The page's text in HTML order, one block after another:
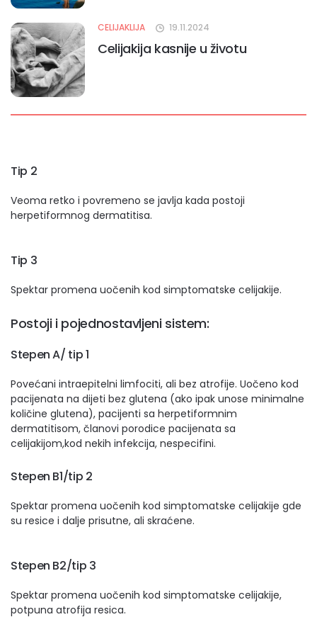
CELIJAKLIJA 19.11.2024
Celijakija kasnije u životu
Tip 2
Veoma retko i povremeno se javlja kada postoji
herpetiformnog dermatitisa.
Tip 3
Spektar promena uočenih kod simptomatske celijakije.
Postoji i pojednostavljeni sistem:
Stepen A/ tip 1
Povećani intraepitelni limfociti, ali bez atrofije. Uočeno kod
pacijenata na dijeti bez glutena (ako ipak unose minimalne
količine glutena), pacijenti sa herpetiformnim
dermatitisom, članovi porodice pacijenata sa
celijakijom,kod nekih infekcija, nespecifini.
Stepen B1/tip 2
Spektar promena uočenih kod simptomatske celijakije gde
su resice i dalje prisutne, ali skraćene.
Stepen B2/tip 3
Spektar promena uočenih kod simptomatske celijakije,
potpuna atrofija resica.